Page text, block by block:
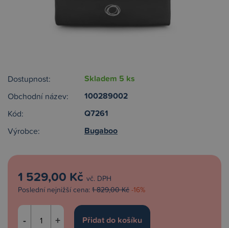
Dostupnost: Skladem 5 ks
Obchodní název: 100289002
Kód: Q7261
Výrobce: Bugaboo
1 529,00 Kč vč. DPH
Poslední nejnižší cena: 1 829,00 Kč -16%
- +